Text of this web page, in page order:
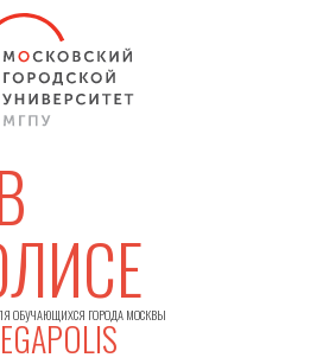
ОБУЧАЮЩИХСЯ ГОРОДА МОСКВЫ